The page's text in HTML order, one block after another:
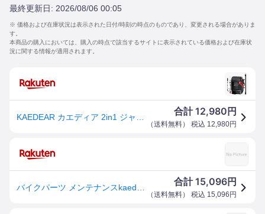
最終更新日: 2026/08/06 00:05
※ 価格および在庫状況は表示された日付/時刻の時点のものであり、変更される場合がありま
す。
本商品の購入においては、購入の時点で該当するサイトに表示されている価格および在庫状
況に関する情報が適用されます。
合計12,980 円
（送料無料） 税込 12,980円
合計15,096円
（送料無料） 税込 15,096 円